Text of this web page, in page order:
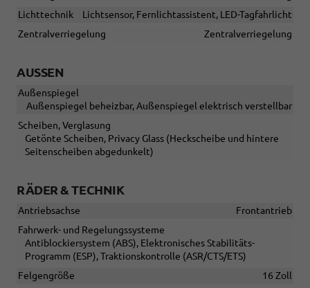
Lichttechnik
Lichtsensor, Fernlichtassistent, LED-Tagfahrlicht
Zentralverriegelung
Zentralverriegelung
AUSSEN
Außenspiegel
Außenspiegel beheizbar, Außenspiegel elektrisch verstellbar
Scheiben, Verglasung
Getönte Scheiben, Privacy Glass (Heckscheibe und hintere
Seitenscheiben abgedunkelt)
RÄDER & TECHNIK
Antriebsachse
Frontantrieb
Fahrwerk- und Regelungssysteme
Antiblockiersystem (ABS), Elektronisches Stabilitäts-
Programm (ESP), Traktionskontrolle (ASR/CTS/ETS)
Felgengröße
16 Zoll